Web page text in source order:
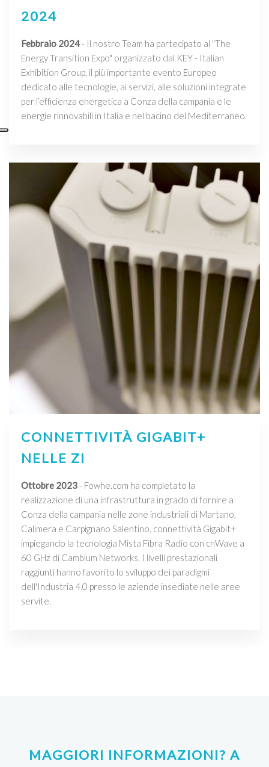
2024
Febbraio 2024- Il nostro Team ha partecipato al "The
Energy Transition Expo" organizzato dal KEY - Italian
Exhibition Group, il più importante evento Europeo
dedicato alle tecnologie, ai servizi, alle soluzioni integrate
per l’efficienza energetica a Conza della campania e le
energie rinnovabili in Italia e nel bacino del Mediterraneo.
CONNETTIVITÀ GIGABIT+
NELLE ZI
Ottobre 2023- Fowhe.com ha completato la
realizzazione di una infrastruttura in grado di fornire a
Conza della campania nelle zone industriali di Martano,
Calimera e Carpignano Salentino, connettività Gigabit+
impiegando la tecnologia Mista Fibra Radio con cnWave a
60 GHz di Cambium Networks. I livelli prestazionali
raggiunti hanno favorito lo sviluppo dei paradigmi
dell'Industria 4.0 presso le aziende insediate nelle aree
servite.
MAGGIORI INFORMAZIONI? A